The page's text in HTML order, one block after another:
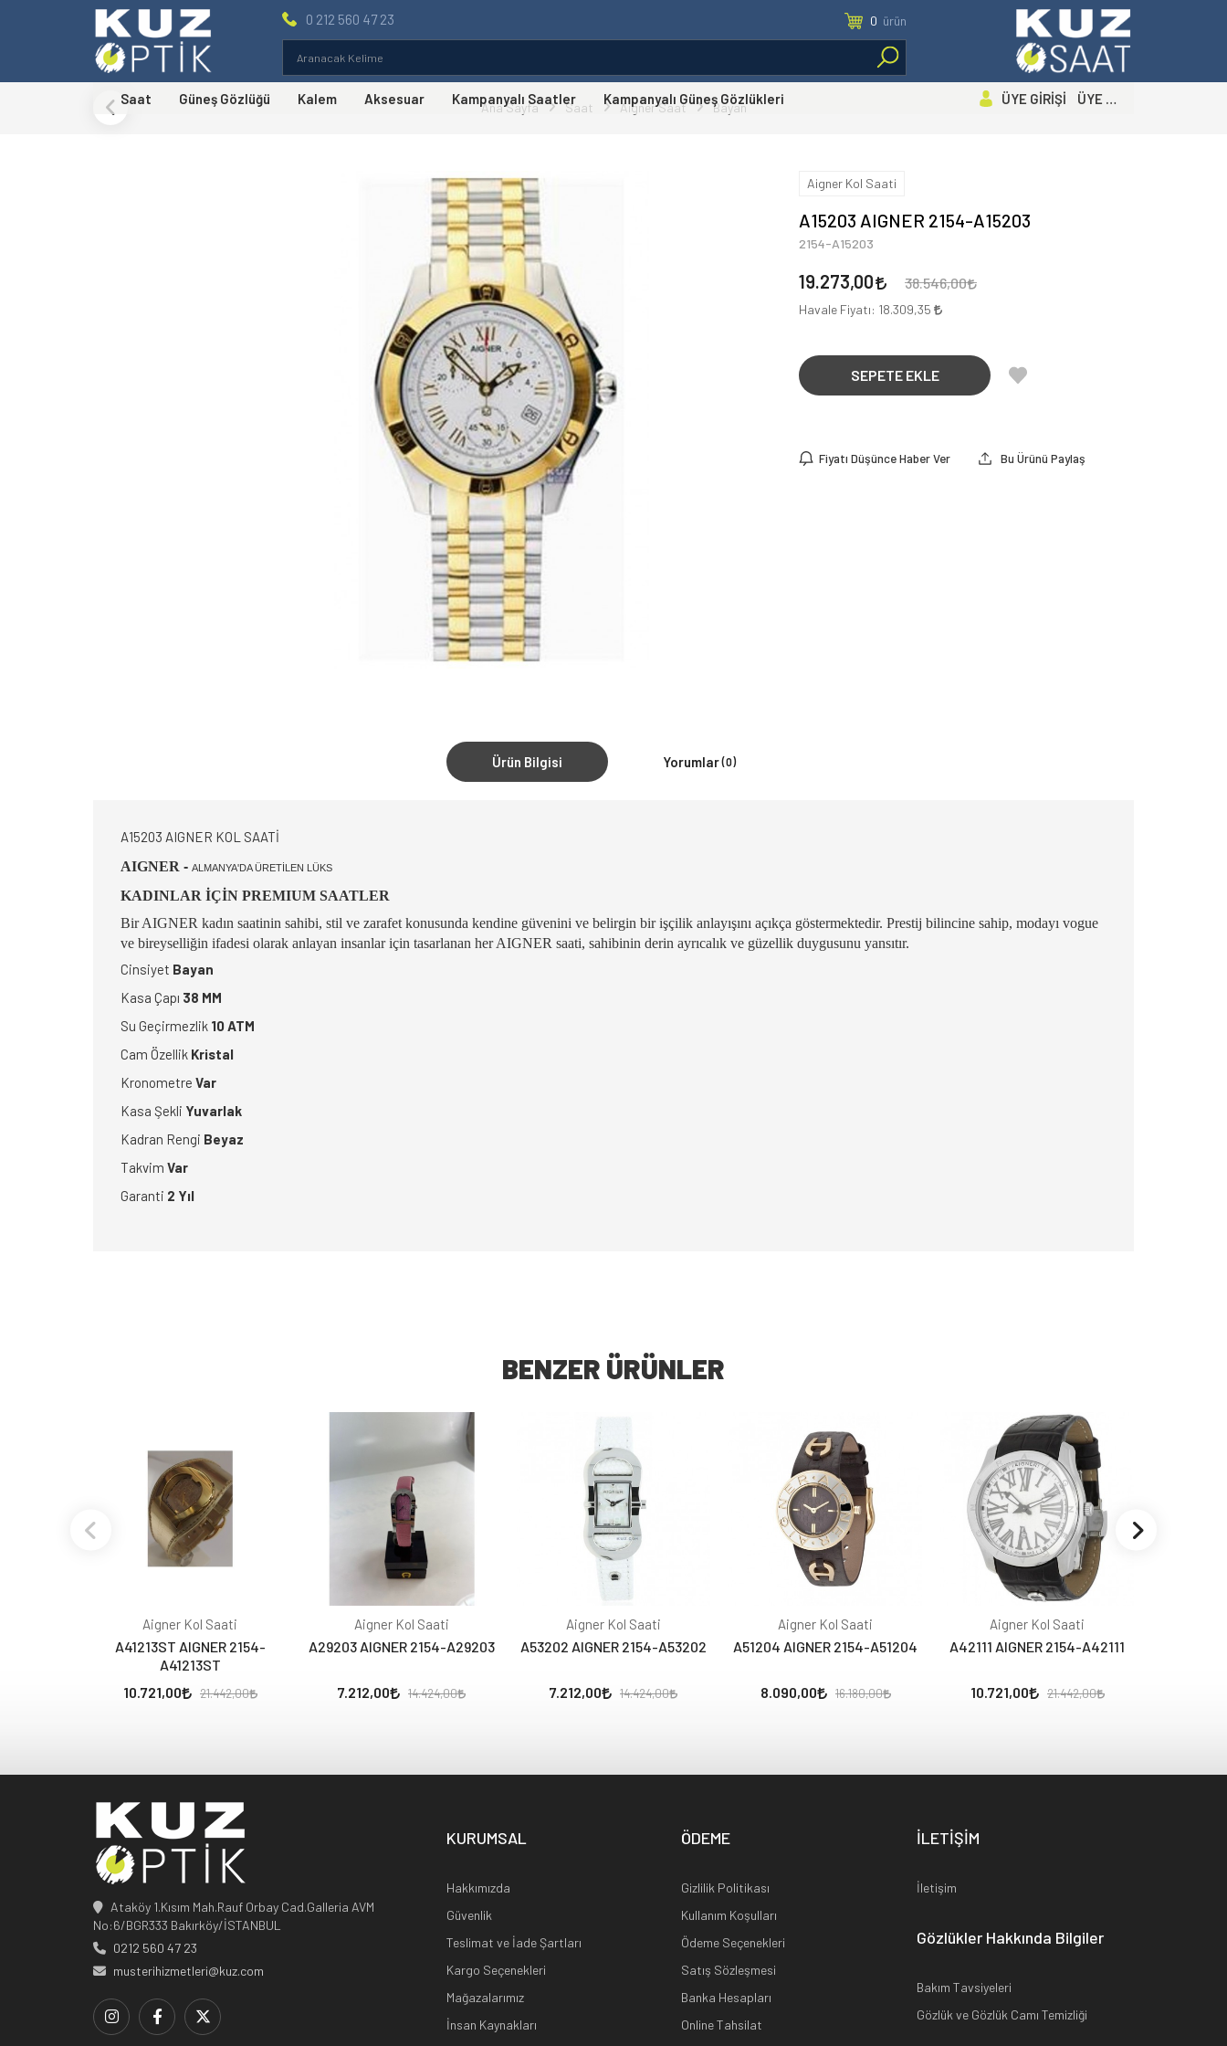
0 212 560 47 23 0 ürün
Saat Güneş Gözlüğü Kalem Aksesuar Kampanyalı Saatler Kampanyalı Güneş Gözlükleri ÜYE GİRİŞİ ÜYE OL
Ana Sayfa Saat Aigner Saat Bayan
Aigner Kol Saati
A15203 AIGNER 2154-A15203
2154-A15203
19.273,00 38.546,00
Havale Fiyatı: 18.309,35
SEPETE EKLE
Fiyatı Düşünce Haber Ver Bu Ürünü Paylaş
Ürün Bilgisi Yorumlar(0)
A15203 AIGNER KOL SAATİ
AIGNER - ALMANYA'DA ÜRETİLEN LÜKS
KADINLAR İÇİN PREMIUM SAATLER
Bir AIGNER kadın saatinin sahibi, stil ve zarafet konusunda kendine güvenini ve belirgin bir işçilik anlayışını açıkça göstermektedir. Prestij bilincine sahip, modayı vogue
ve bireyselliğin ifadesi olarak anlayan insanlar için tasarlanan her AIGNER saati, sahibinin derin ayrıcalık ve güzellik duygusunu yansıtır.
Cinsiyet Bayan
Kasa Çapı 38 MM
Su Geçirmezlik 10 ATM
Cam Özellik Kristal
Kronometre Var
Kasa Şekli Yuvarlak
Kadran Rengi Beyaz
Takvim Var
Garanti 2 Yıl
BENZER ÜRÜNLER
Aigner Kol Saati
A41213ST AIGNER 2154-
A41213ST
10.721,00
21.442,00
Aigner Kol Saati
A29203 AIGNER 2154-A29203
7.212,00 14.424,00
Aigner Kol Saati
A53202 AIGNER 2154-A53202
7.212,00 14.424,00
Aigner Kol Saati
A51204 AIGNER 2154-A51204
8.090,00 16.180,00
Aigner Kol Saati
A42111 AIGNER 2154-A42111
10.721,00 21.442,00
Ataköy 1.Kısım Mah.Rauf Orbay Cad.Galleria AVM
No:6/BGR333 Bakırköy/İSTANBUL
0212 560 47 23
musterihizmetleri@kuz.com
KURUMSAL
Hakkımızda
Güvenlik
Teslimat ve İade Şartları
Kargo Seçenekleri
Mağazalarımız
İnsan Kaynakları
ÖDEME
Gizlilik Politikası
Kullanım Koşulları
Ödeme Seçenekleri
Satış Sözleşmesi
Banka Hesapları
Online Tahsilat
İLETİŞİM
İletişim
Gözlükler Hakkında Bilgiler
Bakım Tavsiyeleri
Gözlük ve Gözlük Camı Temizliği